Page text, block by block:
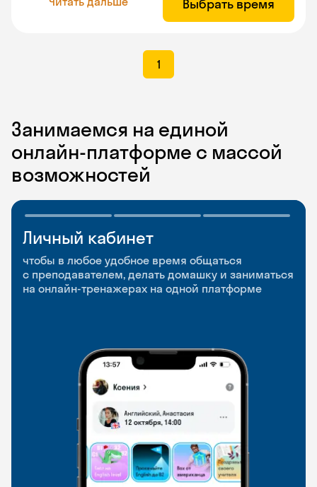
Выбрать время
1
Занимаемся на единой
онлайн-платформе с массой
возможностей
Личный кабинет
чтобы в любое удобное время общаться
с преподавателем, делать домашку и заниматься
на онлайн-тренажерах на одной платформе
Мобильное
приложение
чтобы заниматься и изучать новые слова где
и когда удобно
Разговорные клубы
и Talks
Групповые занятия для разговорной практики
и индивидуальные встречи с преподавателями